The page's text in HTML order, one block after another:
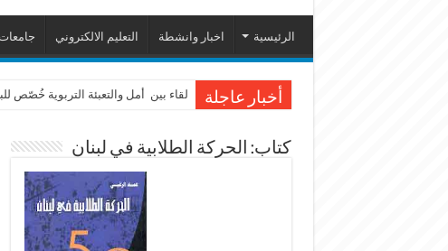
الرئيسية اخبار وانشطة التعليم الالكتروني
أخبار عاجلة لقاء بين أمل والتعبئة التربوية خُصّص
كتاب: الحركة الطلابية في لبنان